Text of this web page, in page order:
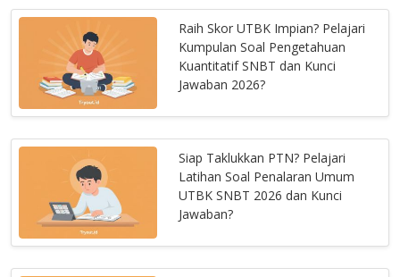
Raih Skor UTBK Impian? Pelajari
Kumpulan Soal Pengetahuan
Kuantitatif SNBT dan Kunci
Jawaban 2026?
Siap Taklukkan PTN? Pelajari
Latihan Soal Penalaran Umum
UTBK SNBT 2026 dan Kunci
Jawaban?